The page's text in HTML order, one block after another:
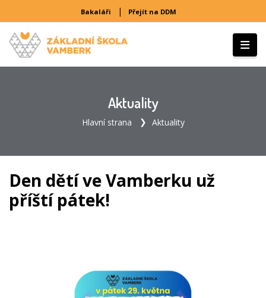
Bakaláři | Přejít na DDM
Aktuality
Hlavní strana Aktuality
Den dětí ve Vamberku už
příští pátek!